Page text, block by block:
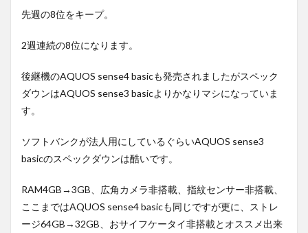
先週の8位をキープ。
2週連続の8位になります。
後継機のAQUOS sense4 basicも発売されましたがスペック
ダウンはAQUOS sense3 basicよりかなりマシになっていま
す。
ソフトバンクが法人用にしているぐらいAQUOS sense3
basicのスペックダウンは酷いです。
RAM4GB→3GB、広角カメラ非搭載、指紋センサー非搭載、
ここまではAQUOS sense4 basicも同じですが更に、ストレ
ージ64GB→32GB、おサイフケータイ非搭載とオススメ出来